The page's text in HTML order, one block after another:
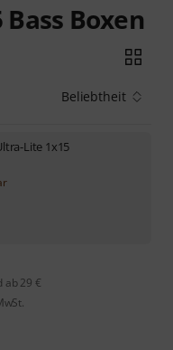
Boxen
Beliebtheit
Lite 1x15
ab 29 €